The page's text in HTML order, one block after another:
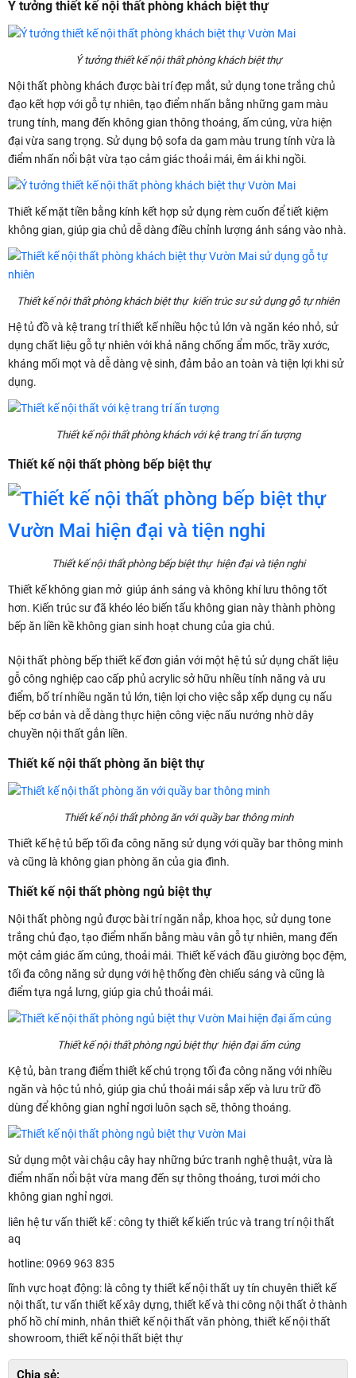
Ý tưởng thiết kế nội thất phòng khách biệt thự
Ý tưởng thiết kế nội thất phòng khách biệt thự
Nội thất phòng khách được bài trí đẹp mắt, sử dụng tone trắng chủ
đạo kết hợp với gỗ tự nhiên, tạo điểm nhấn bằng những gam màu
trung tính, mang đến không gian thông thoáng, ấm cúng, vừa hiện
đại vừa sang trọng. Sử dụng bộ sofa da gam màu trung tính vừa là
điểm nhấn nổi bật vừa tạo cảm giác thoải mái, êm ái khi ngồi.
Thiết kế mặt tiền bằng kính kết hợp sử dụng rèm cuốn để tiết kiệm
không gian, giúp gia chủ dễ dàng điều chỉnh lượng ánh sáng vào nhà.
Thiết kế nội thất phòng khách biệt thự kiến trúc sư sử dụng gỗ tự nhiên
Hệ tủ đồ và kệ trang trí thiết kế nhiều hộc tủ lớn và ngăn kéo nhỏ, sử
dụng chất liệu gỗ tự nhiên với khả năng chống ẩm mốc, trầy xước,
kháng mối mọt và dễ dàng vệ sinh, đảm bảo an toàn và tiện lợi khi sử
dụng.
Thiết kế nội thất phòng khách với kệ trang trí ấn tượng
Thiết kế nội thất phòng bếp biệt thự
Thiết kế nội thất phòng bếp biệt thự hiện đại và tiện nghi
Thiết kế không gian mở giúp ánh sáng và không khí lưu thông tốt
hơn. Kiến trúc sư đã khéo léo biến tấu không gian này thành phòng
bếp ăn liền kề không gian sinh hoạt chung của gia chủ.
Nội thất phòng bếp thiết kế đơn giản với một hệ tủ sử dụng chất liệu
gỗ công nghiệp cao cấp phủ acrylic sở hữu nhiều tính năng và ưu
điểm, bố trí nhiều ngăn tủ lớn, tiện lợi cho việc sắp xếp dụng cụ nấu
bếp cơ bản và dễ dàng thực hiện công việc nấu nướng nhờ dây
chuyền nội thất gắn liền.
Thiết kế nội thất phòng ăn biệt thự
Thiết kế nội thất phòng ăn với quầy bar thông minh
Thiết kế hệ tủ bếp tối đa công năng sử dụng với quầy bar thông minh
và cũng là không gian phòng ăn của gia đình.
Thiết kế nội thất phòng ngủ biệt thự
Nội thất phòng ngủ được bài trí ngăn nắp, khoa học, sử dụng tone
trắng chủ đạo, tạo điểm nhấn bằng màu vân gỗ tự nhiên, mang đến
một cảm giác ấm cúng, thoải mái. Thiết kế vách đầu giường bọc đệm,
tối đa công năng sử dụng với hệ thống đèn chiếu sáng và cũng là
điểm tựa ngả lưng, giúp gia chủ thoải mái.
Thiết kế nội thất phòng ngủ biệt thự hiện đại ấm cúng
Kệ tủ, bàn trang điểm thiết kế chú trọng tối đa công năng với nhiều
ngăn và hộc tủ nhỏ, giúp gia chủ thoải mái sắp xếp và lưu trữ đồ
dùng để không gian nghỉ ngơi luôn sạch sẽ, thông thoáng.
Sử dụng một vài chậu cây hay những bức tranh nghệ thuật, vừa là
điểm nhấn nổi bật vừa mang đến sự thông thoáng, tươi mới cho
không gian nghỉ ngơi.
liên hệ tư vấn thiết kế : công ty thiết kế kiến trúc và trang trí nội thất
aq
hotline: 0969 963 835
lĩnh vực hoạt động: là công ty thiết kế nội thất uy tín chuyên thiết kế
nội thất, tư vấn thiết kế xây dựng, thiết kế và thi công nội thất ở thành
phố hồ chí minh, nhân thiết kế nội thất văn phòng, thiết kế nội thất
showroom, thiết kế nội thất biệt thự
Chia sẻ: